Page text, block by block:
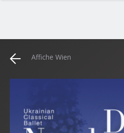
Affiche Wien